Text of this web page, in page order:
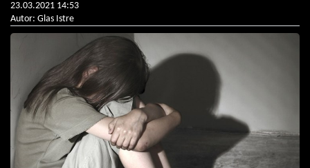
23.03.2021 14:53
Autor: Glas Istre